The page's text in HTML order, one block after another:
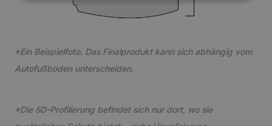
*Ein Beispielfoto. Das Finalprodukt kann sich abhängig vom
Autofußboden unterscheiden.
*Die 5D-Profilierung befindet sich nur dort, wo sie